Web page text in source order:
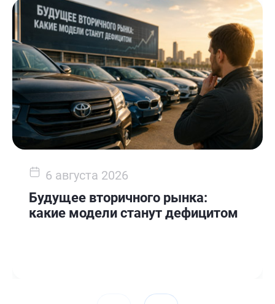
6 августа 2026
Будущее вторичного рынка:
какие модели станут дефицитом